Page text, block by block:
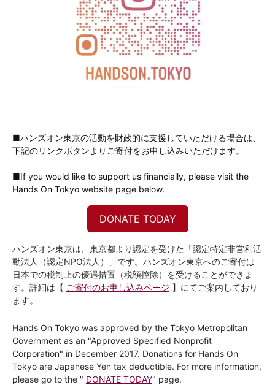
■ハンズオン東京の活動を財政的に支援していただける場合は、
下記のリンクボタンよりご寄付をお申し込みいただけます。
■If you would like to support us financially, please visit the
Hands On Tokyo website page below.
DONATE TODAY
ハンズオン東京は、東京都より認定を受けた「認定特定非営利活
動法人（認定NPO法人）」です。ハンズオン東京へのご寄付は
日本での税制上の優遇措置（税額控除）を受けることができま
す。詳細は【 ご寄付のお申し込みページ 】にてご案内しており
ます。
Hands On Tokyo was approved by the Tokyo Metropolitan
Government as an "Approved Specified Nonprofit
Corporation" in December 2017. Donations for Hands On
Tokyo are Japanese Yen tax deductible. For more information,
please go to the " DONATE TODAY" page.